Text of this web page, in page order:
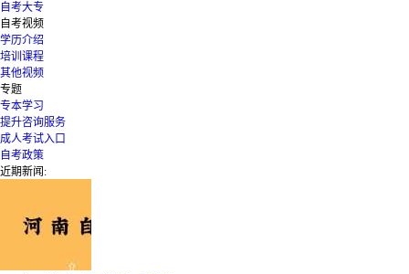
自考大专
自考视频
学历介绍
培训课程
其他视频
专题
专本学习
提升咨询服务
成人考试入口
自考政策
近期新闻: